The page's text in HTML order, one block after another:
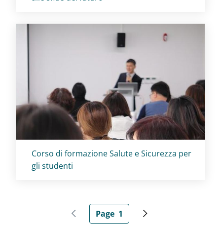
Titolo card:
Corso di formazione Salute e Sicurezza per
gli studenti
Pagination
Previous pageCurrent page
Page 1 Next page